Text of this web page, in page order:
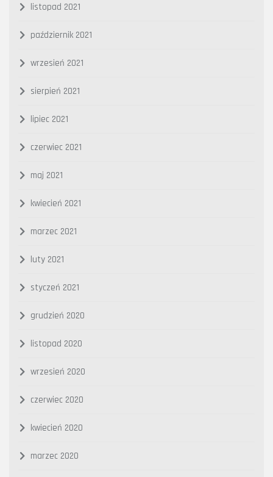
listopad 2021
październik 2021
wrzesień 2021
sierpień 2021
lipiec 2021
czerwiec 2021
maj 2021
kwiecień 2021
marzec 2021
luty 2021
styczeń 2021
grudzień 2020
listopad 2020
wrzesień 2020
czerwiec 2020
kwiecień 2020
marzec 2020